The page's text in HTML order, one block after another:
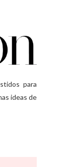
para
ideas de